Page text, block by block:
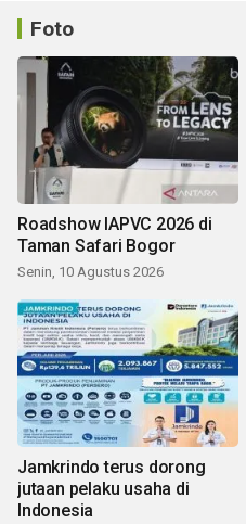
Foto
Roadshow IAPVC 2026 di
Taman Safari Bogor
Senin, 10 Agustus 2026
Jamkrindo terus dorong
jutaan pelaku usaha di
Indonesia